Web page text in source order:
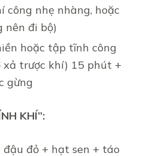
công nhẹ nhàng, hoặc
nên đi bộ)
hoặc tập tĩnh công
trược khí) 15 phút +
gừng
KHÍ”:
đỏ + hạt sen + táo